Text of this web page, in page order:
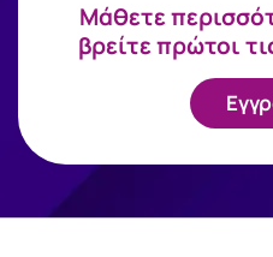
Mάθετε
βρείτε πρώτοι